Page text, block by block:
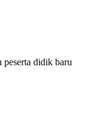
peserta didik baru